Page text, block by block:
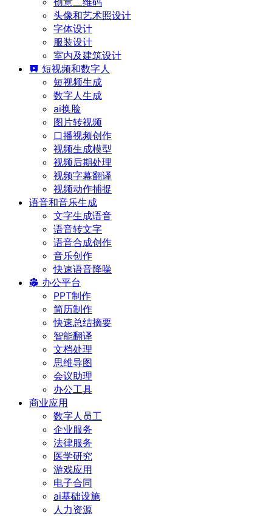
头像和艺术照设计
字体设计
服装设计
室内及建筑设计
短视频和数字人
短视频生成
数字人生成
ai换脸
图片转视频
口播视频创作
视频生成模型
视频后期处理
视频字幕翻译
视频动作捕捉
语音和音乐生成
文字生成语音
语音转文字
语音合成创作
音乐创作
快速语音降噪
办公平台
PPT制作
简历制作
快速总结摘要
智能翻译
文档处理
思维导图
会议助理
办公工具
商业应用
数字人员工
企业服务
法律服务
医学研究
游戏应用
电子合同
ai基础设施
人力资源